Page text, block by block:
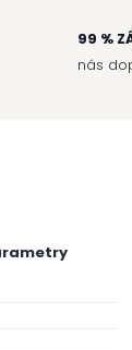
99 %
nás